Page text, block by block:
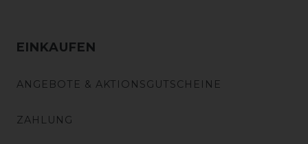
EINKAUFEN
ANGEBOTE & AKTIONSGUTSCHEINE
ZAHLUNG